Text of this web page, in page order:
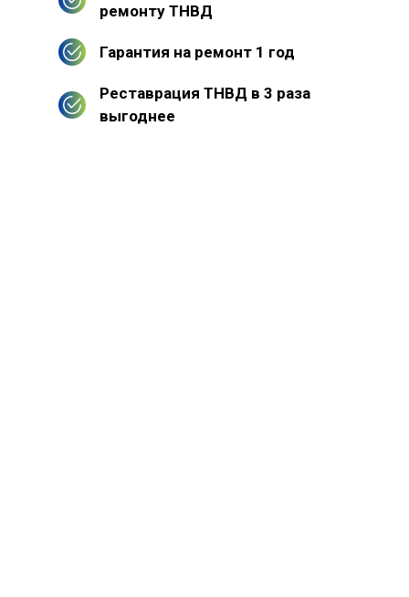
ремонту ТНВД
Гарантия на ремонт 1 год
Реставрация ТНВД в 3 раза
выгоднее